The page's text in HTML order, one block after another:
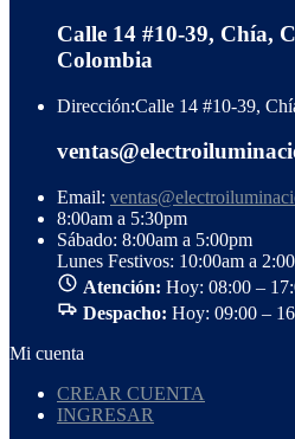
Calle 14 #10-39, Chía,
Colombia
Dirección:Calle 14 #10-39,
Email:
8:00am a 5:30pm
Sábado: 8:00am a 5:00pm
Lunes Festivos: 10:00am a
Atención: Hoy: 08:00 –
Despacho: Hoy: 09:00 –
Mi cuenta
CREAR CUENTA
INGRESAR